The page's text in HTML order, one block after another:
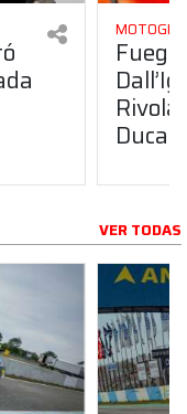
MOTOGP
Ducati
VER TODAS